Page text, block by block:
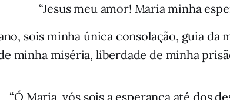
“Jesus meu amor! Maria minha
sois minha única consolação, guia
minha miséria, liberdade de minha
“Ó Maria, vós sois a esperança até dos